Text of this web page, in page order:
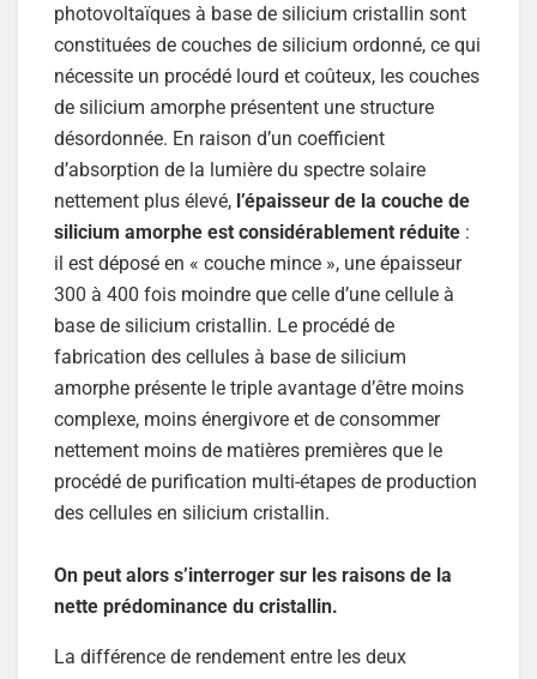
photovoltaïques à base de silicium cristallin sont
constituées de couches de silicium ordonné, ce qui
nécessite un procédé lourd et coûteux, les couches
de silicium amorphe présentent une structure
désordonnée. En raison d’un coefficient
d’absorption de la lumière du spectre solaire
nettement plus élevé, l’épaisseur de la couche de
silicium amorphe est considérablement réduite :
il est déposé en « couche mince », une épaisseur
300 à 400 fois moindre que celle d’une cellule à
base de silicium cristallin. Le procédé de
fabrication des cellules à base de silicium
amorphe présente le triple avantage d’être moins
complexe, moins énergivore et de consommer
nettement moins de matières premières que le
procédé de purification multi-étapes de production
des cellules en silicium cristallin.
On peut alors s’interroger sur les raisons de la
nette prédominance du cristallin.
La différence de rendement entre les deux